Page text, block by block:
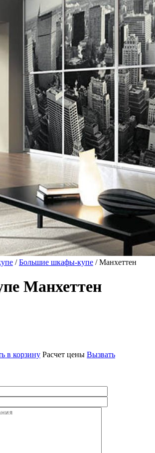
/Большие шкафы-купе / Манхеттен
Манхеттен
в корзину Расчет цены Вызвать